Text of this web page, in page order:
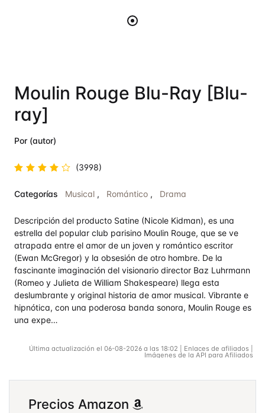
Moulin Rouge Blu-Ray [Blu-
ray]
Por (autor)
en4.7de
(3998)
Categorías Musical , Romántico , Drama
Descripción del producto Satine (Nicole Kidman), es una
estrella del popular club parisino Moulin Rouge, que se ve
atrapada entre el amor de un joven y romántico escritor
(Ewan McGregor) y la obsesión de otro hombre. De la
fascinante imaginación del visionario director Baz Luhrmann
(Romeo y Julieta de William Shakespeare) llega esta
deslumbrante y original historia de amor musical. Vibrante e
hipnótica, con una poderosa banda sonora, Moulin Rouge es
una expe…
Última actualización el 06-08-2026 a las 18:02 | Enlaces de afiliados |
Imágenes de la API para Afiliados
Precios Amazon